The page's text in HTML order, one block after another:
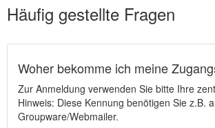
Häufig gestellte Fragen
Woher bekomme ich meine
Zur Anmeldung verwenden Sie bitte Ihre
Hinweis: Diese Kennung benötigen Sie z.B.
Groupware/Webmailer.